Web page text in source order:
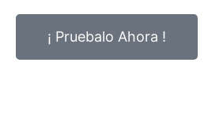
¡ Pruebalo Ahora !